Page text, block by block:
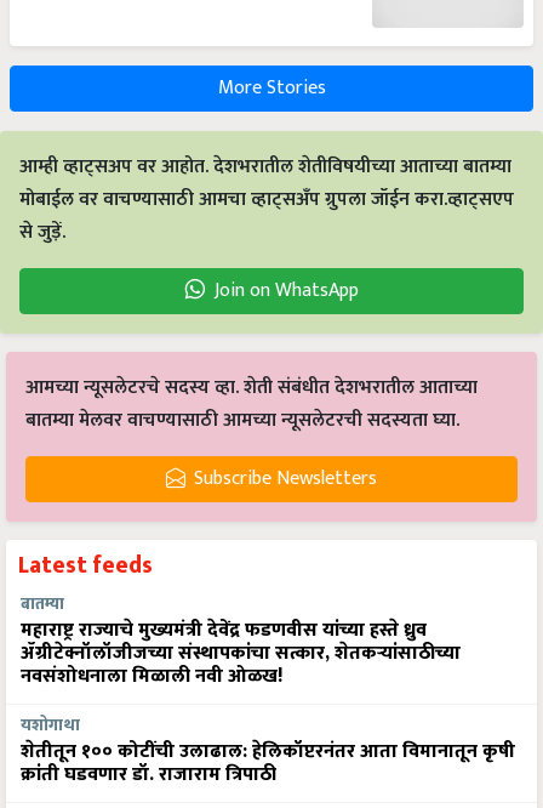
More Stories
आम्ही व्हाट्सअप वर आहोत. देशभरातील शेतीविषयीच्या आताच्या बातम्या
मोबाईल वर वाचण्यासाठी आमचा व्हाट्सअँप ग्रुपला जॉईन करा.व्हाट्सएप
से जुड़ें.
Join on WhatsApp
आमच्या न्यूसलेटरचे सदस्य व्हा. शेती संबंधीत देशभरातील आताच्या
बातम्या मेलवर वाचण्यासाठी आमच्या न्यूसलेटरची सदस्यता घ्या.
Subscribe Newsletters
Latest feeds
बातम्या
महाराष्ट्र राज्याचे मुख्यमंत्री देवेंद्र फडणवीस यांच्या हस्ते ध्रुव
ॲग्रीटेक्नॉलॉजीजच्या संस्थापकांचा सत्कार, शेतकऱ्यांसाठीच्या
नवसंशोधनाला मिळाली नवी ओळख!
यशोगाथा
शेतीतून १०० कोटींची उलाढाल: हेलिकॉप्टरनंतर आता विमानातून कृषी
क्रांती घडवणार डॉ. राजाराम त्रिपाठी